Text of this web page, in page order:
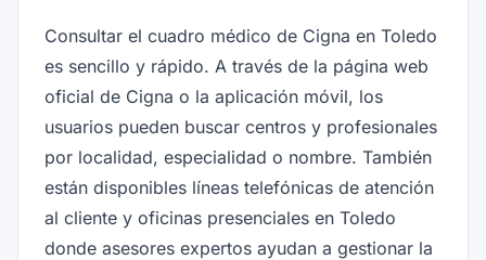
Consultar el cuadro médico de Cigna en Toledo
es sencillo y rápido. A través de la página web
oficial de Cigna o la aplicación móvil, los
usuarios pueden buscar centros y profesionales
por localidad, especialidad o nombre. También
están disponibles líneas telefónicas de atención
al cliente y oficinas presenciales en Toledo
donde asesores expertos ayudan a gestionar la